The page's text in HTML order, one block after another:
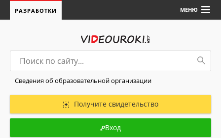
МЕНЮ
РАЗРАБОТКИ
Сведения об образовательной организации
Получите свидетельство
Вход